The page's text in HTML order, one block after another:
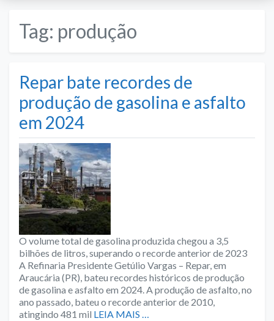
Tag: produção
Repar bate recordes de
produção de gasolina e asfalto
em 2024
O volume total de gasolina produzida chegou a 3,5
bilhões de litros, superando o recorde anterior de 2023
A Refinaria Presidente Getúlio Vargas – Repar, em
Araucária (PR), bateu recordes históricos de produção
de gasolina e asfalto em 2024. A produção de asfalto, no
ano passado, bateu o recorde anterior de 2010,
atingindo 481 mil LEIA MAIS …